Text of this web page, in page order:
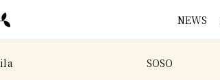
NEWS
ila SOSO